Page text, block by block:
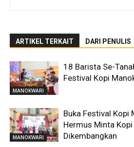
ARTIKEL TERKAIT DARI PENULIS
MANOKWARI
18 Barista Se-
Festival Kopi
MANOKWARI
Buka Festival Kopi
Hermus Minta
Dikembangkan